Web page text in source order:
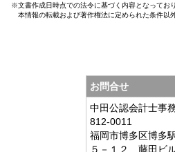
※文書作成日時点での法令に基づく内容となっており
本情報の転載および著作権法に定められた条件以
お問合せ
中田公認会計士事
812-0011
福岡市博多区博多
５－１２ 藤田ビ